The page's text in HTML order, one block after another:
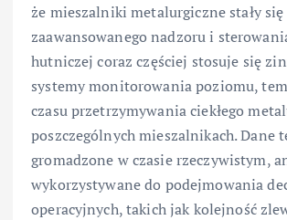
że mieszalniki metalurgiczne stały
zaawansowanego nadzoru i
hutniczej coraz częściej stosuje się
systemy monitorowania poziomu,
czasu przetrzymywania ciekłego
poszczególnych mieszalnikach. Dane
gromadzone w czasie rzeczywistym,
wykorzystywane do podejmowania
operacyjnych, takich jak kolejność